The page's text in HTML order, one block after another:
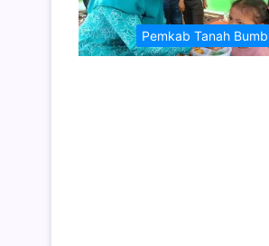
Pemkab Tanah